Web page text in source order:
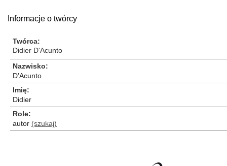
Informacje o twórcy
Twórca
Didier D'Acunto
Nazwisko
D'Acunto
Imię
Didier
Role
autor (szukaj)